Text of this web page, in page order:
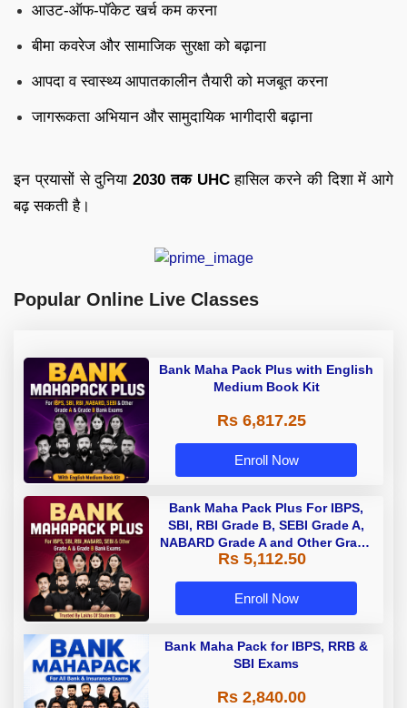
आउट-ऑफ-पॉकेट खर्च कम करना
बीमा कवरेज और सामाजिक सुरक्षा को बढ़ाना
आपदा व स्वास्थ्य आपातकालीन तैयारी को मजबूत करना
जागरूकता अभियान और सामुदायिक भागीदारी बढ़ाना
इन प्रयासों से दुनिया 2030 तक UHCहासिल करने की दिशा में आगे
बढ़ सकती है।
Popular Online Live Classes
Bank Maha Pack Plus with English
Medium Book Kit
Rs 6,817.25
Enroll Now
Bank Maha Pack Plus For IBPS,
SBI, RBI Grade B, SEBI Grade A,
NABARD Grade A and Other Grade
A & Grade B Bank Exams
Rs 5,112.50
Enroll Now
Bank Maha Pack for IBPS, RRB &
SBI Exams
Rs 2,840.00